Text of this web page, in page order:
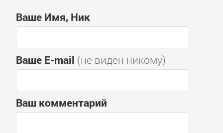
Ваше Имя, Ник
Ваше E-mail (не виден никому)
Ваш комментарий